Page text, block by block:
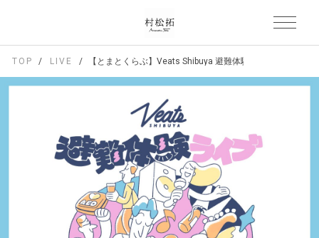
TOP LIVE 【とまとくらぶ】Veats Shibuya 避難体験ライブ 2026